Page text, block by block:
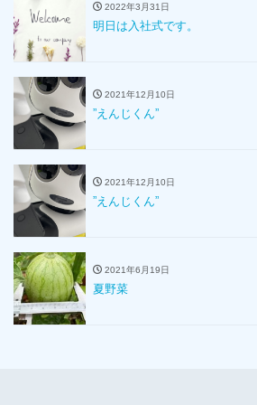
2022年3月31日
明日は入社式です。
2021年12月10日
”えんじくん”
2021年12月10日
”えんじくん”
2021年6月19日
夏野菜